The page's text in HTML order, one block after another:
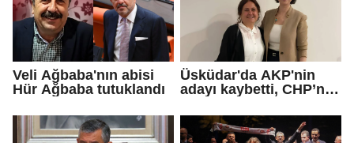
Veli Ağbaba'nın abisi
Hür Ağbaba tutuklandı
Üsküdar'da AKP'nin
adayı kaybetti, CHP’nin
Çetinkaya Başkan
Vekili seçildi